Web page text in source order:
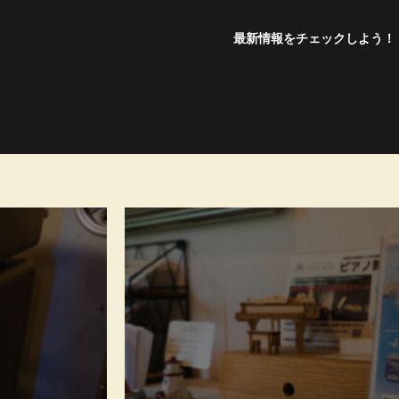
最新情報をチェックしよう！